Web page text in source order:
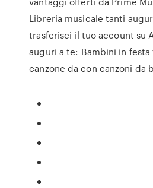
Libreria musicale tanti
trasferisci il tuo account su
auguri a te: Bambini in
canzone da con canzoni da